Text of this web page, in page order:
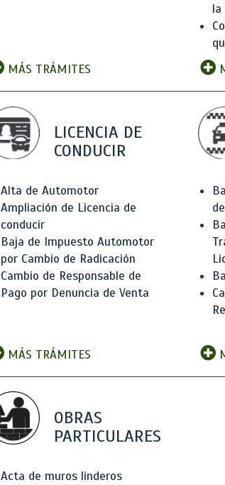
MÁS TRÁMITES
la
LICENCIA DE
CONDUCIR
Alta de Automotor
Ampliación de Licencia de
conducir
Baja de Impuesto Automotor
por Cambio de Radicación
Cambio de Responsable de
Pago por Denuncia de Venta
MÁS TRÁMITES
OBRAS
PARTICULARES
Acta de muros linderos